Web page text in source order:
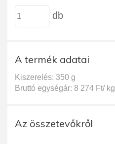
db
A termék adatai
Kiszerelés: 350 g
Bruttó egységár: 8 274 Ft/ kg
Az összetevőkről